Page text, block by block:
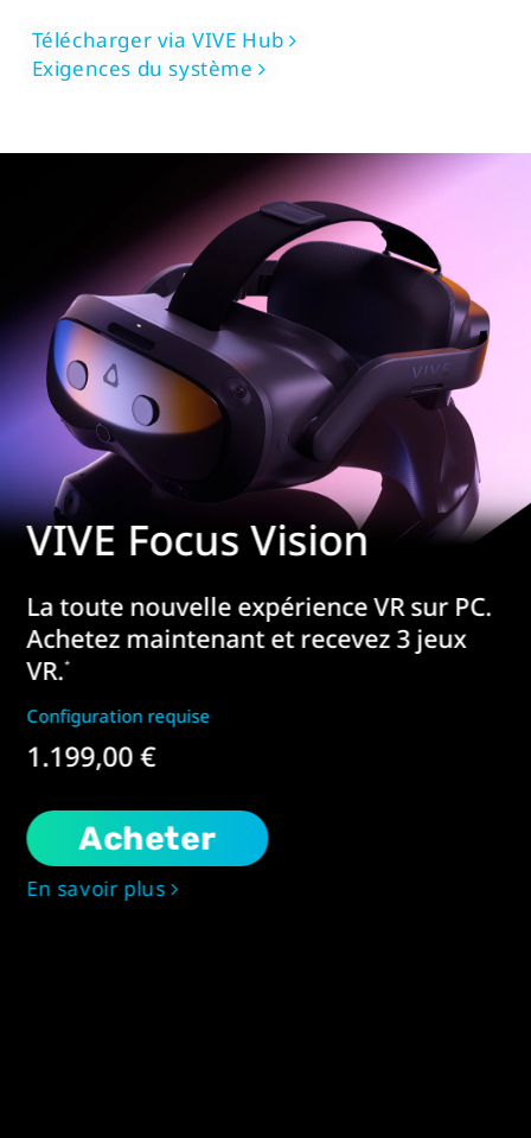
Télécharger via VIVE Hub
Exigences du système
VIVE Focus Vision
La toute nouvelle expérience VR sur PC.
Achetez maintenant et recevez 3 jeux
VR.*
Configuration requise
1.199,00 €
Acheter
En savoir plus